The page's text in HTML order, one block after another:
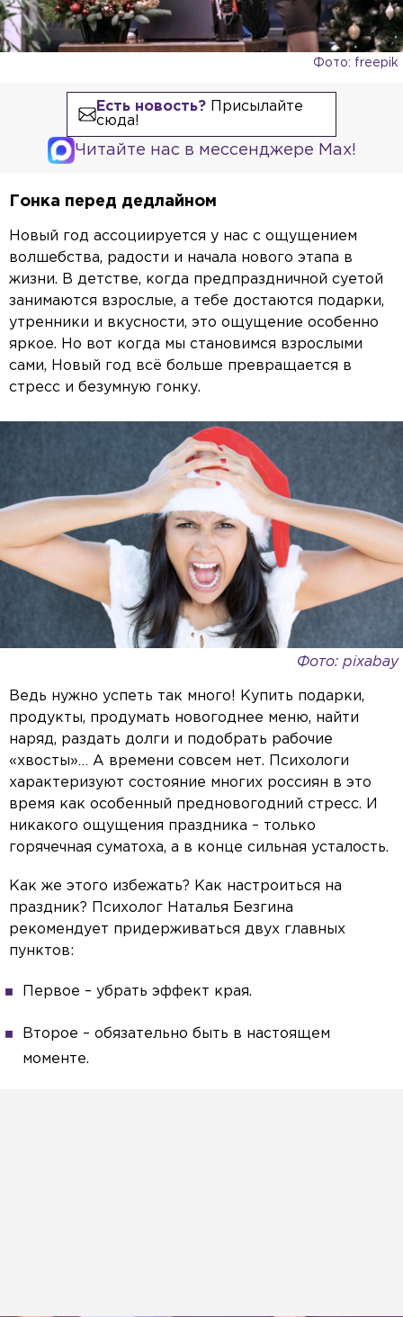
Фото: freepik
Есть новость?Присылайте
сюда!
Читайте нас в мессенджере Max!
Гонка перед дедлайном
Новый год ассоциируется у нас с ощущением
волшебства, радости и начала нового этапа в
жизни. В детстве, когда предпраздничной суетой
занимаются взрослые, а тебе достаются подарки,
утренники и вкусности, это ощущение особенно
яркое. Но вот когда мы становимся взрослыми
сами, Новый год всё больше превращается в
стресс и безумную гонку.
Фото: pixabay
Ведь нужно успеть так много! Купить подарки,
продукты, продумать новогоднее меню, найти
наряд, раздать долги и подобрать рабочие
«хвосты»… А времени совсем нет. Психологи
характеризуют состояние многих россиян в это
время как особенный предновогодний стресс. И
никакого ощущения праздника – только
горячечная суматоха, а в конце сильная усталость.
Как же этого избежать? Как настроиться на
праздник? Психолог Наталья Безгина
рекомендует придерживаться двух главных
пунктов:
Первое – убрать эффект края.
Второе – обязательно быть в настоящем
моменте.